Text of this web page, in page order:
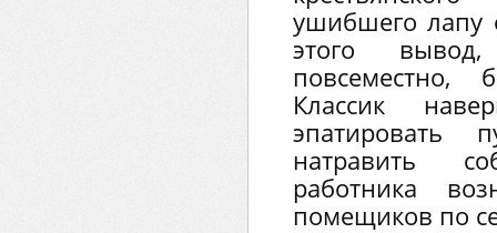
ушибшего лапу
этого
повсеместно,
Классик
эпатировать
натравить
работника
помещиков по